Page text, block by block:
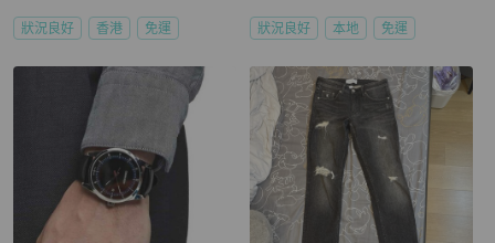
狀況良好 香港 免運 狀況良好 本地 免運